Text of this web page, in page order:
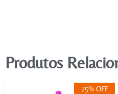
Produtos
25% OFF